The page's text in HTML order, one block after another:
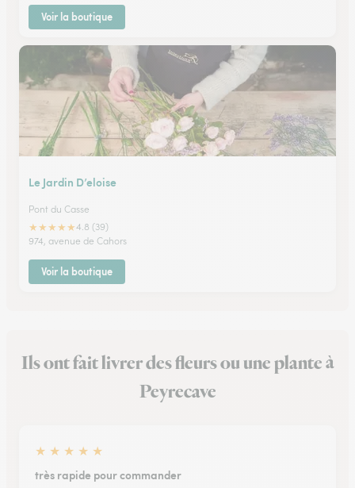
Voir la boutique
Le Jardin D’eloise
Pont du Casse
★★★★★4.8 (39)
974, avenue de Cahors
Voir la boutique
Ils ont fait livrer des fleurs ou une plante à
Peyrecave
★ ★ ★ ★ ★
très rapide pour commander